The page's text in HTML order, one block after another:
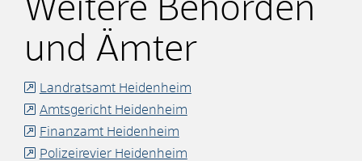
Weitere Behörden
und Ämter
Landratsamt Heidenheim
Amtsgericht Heidenheim
Finanzamt Heidenheim
Polizeirevier Heidenheim